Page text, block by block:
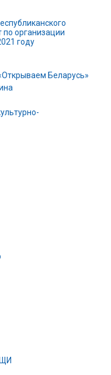
по организации
году
Беларусь»